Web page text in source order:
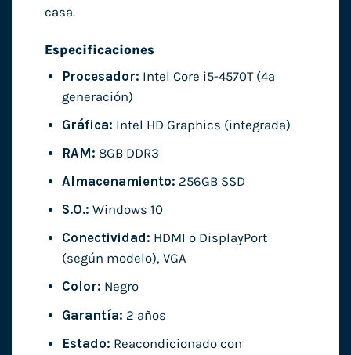
casa.
Especificaciones
Procesador: Intel Core i5-4570T (4ª
generación)
Gráfica: Intel HD Graphics (integrada)
RAM: 8GB DDR3
Almacenamiento: 256GB SSD
S.O.: Windows 10
Conectividad: HDMI o DisplayPort
(según modelo), VGA
Color: Negro
Garantía: 2 años
Estado: Reacondicionado con